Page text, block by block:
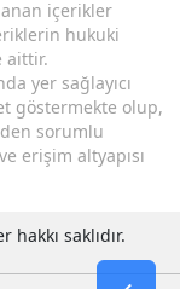
içerikler
hukuki
aittir.
yer sağlayıcı
göstermekte olup,
sorumlu
erişim altyapısı
saklıdır.